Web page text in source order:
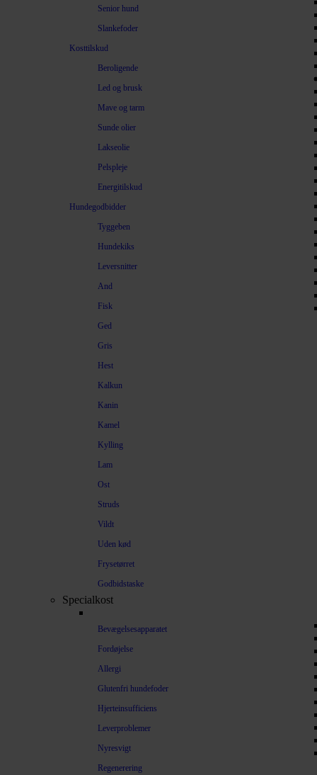
Senior hund
Slankefoder
Kosttilskud
Beroligende
Led og brusk
Mave og tarm
Sunde olier
Lakseolie
Pelspleje
Energitilskud
Hundegodbidder
Tyggeben
Hundekiks
Leversnitter
And
Fisk
Ged
Gris
Hest
Kalkun
Kanin
Kamel
Kylling
Lam
Ost
Struds
Vildt
Uden kød
Frysetørret
Godbidstaske
Specialkost
Bevægelsesapparatet
Fordøjelse
Allergi
Glutenfri hundefoder
Hjerteinsufficiens
Leverproblemer
Nyresvigt
Regenerering